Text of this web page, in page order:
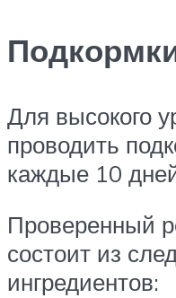
Для высокого
проводить
каждые 10
Проверенный
состоит из
ингредиентов: